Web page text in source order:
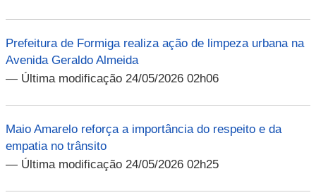
Prefeitura de Formiga realiza ação de limpeza urbana na
Avenida Geraldo Almeida
— Última modificação 24/05/2026 02h06
Maio Amarelo reforça a importância do respeito e da
empatia no trânsito
— Última modificação 24/05/2026 02h25